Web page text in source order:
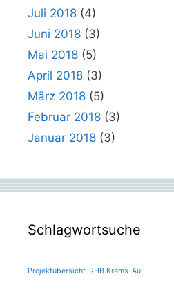
Juli 2018 (4)
Juni 2018 (3)
Mai 2018 (5)
April 2018 (3)
März 2018 (5)
Februar 2018 (3)
Januar 2018 (3)
Schlagwortsuche
Projektübersicht RHB Krems-Au